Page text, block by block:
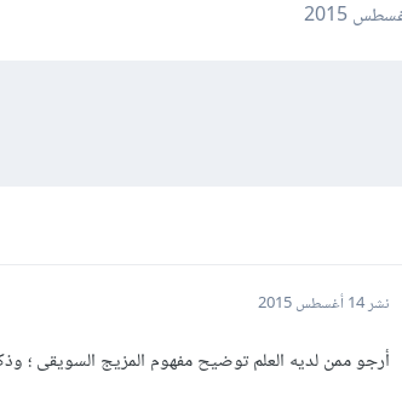
نشر14 أغسطس 2015
أرجو ممن لديه العلم توضيح مفهوم المزيج السويقى ؛